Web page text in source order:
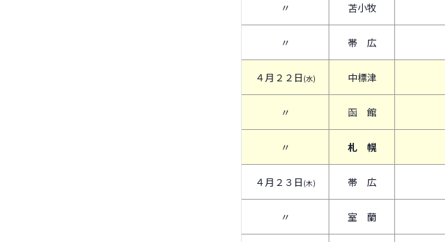
〃 苫小牧
〃 帯 広
４月２２日 (水) 中標津
〃 函 館
〃 札 幌
４月２３日 (木) 帯 広
〃 室 蘭